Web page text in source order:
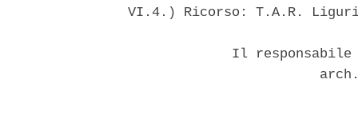
VI.4.) Ricorso: T.A.R.
Il